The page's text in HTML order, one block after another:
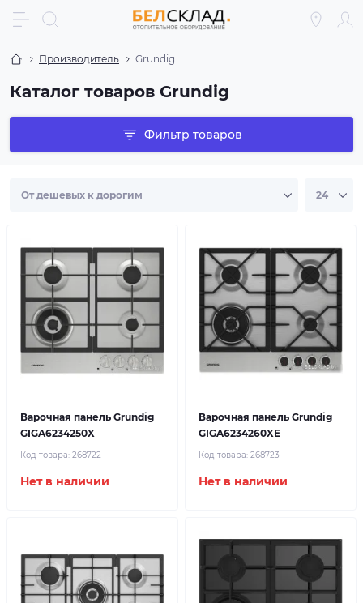
Производитель Grundig
Каталог товаров Grundig
Фильтр товаров
Варочная панель Grundig
GIGA6234250X
Код товара: 268722
Нет в наличии
Варочная панель Grundig
GIGA6234260XE
Код товара: 268723
Нет в наличии